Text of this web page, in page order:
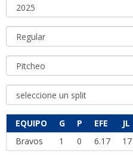
EQUIPO G P EFE JL
Bravos
1 0 6.17 17